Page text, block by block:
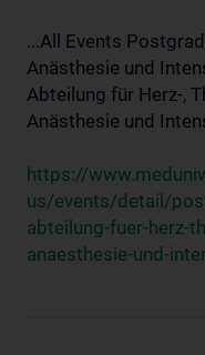
...All Events
Anästhesie und
Abteilung für Herz-,
Anästhesie und
https://
us/events/detail/
abteilung-fuer-herz-
anaesthesie-und-